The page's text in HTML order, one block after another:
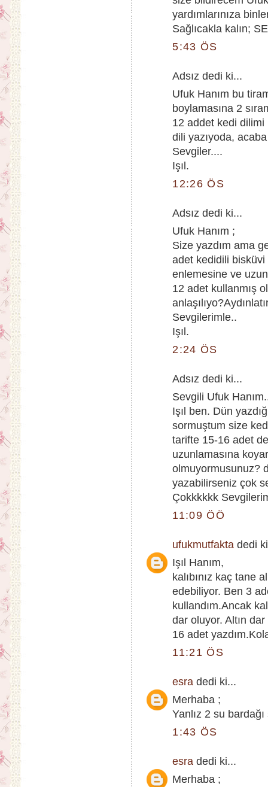
yardımlarınıza
Sağlıcakla kalın;
5:43 ÖS
Adsız dedi ki...
Ufuk Hanım bu
boylamasına 2
12 addet kedi dilimi
dili yazıyoda,
Sevgiler....
Işıl.
12:26 ÖS
Adsız dedi ki...
Ufuk Hanım ;
Size yazdım ama
adet kedidili bisküvi
enlemesine ve
12 adet kullanmış
Sevgilerimle..
Işıl.
2:24 ÖS
Adsız dedi ki...
Sevgili Ufuk
Işıl ben. Dün
sormuştum size
tarifte 15-16 adet
uzunlamasına
olmuyormusunuz?
yazabilirseniz çok
Çokkkkkk
11:09 ÖÖ
ufukmutfakta dedi
Işıl Hanım,
kalıbınız kaç tane
edebiliyor. Ben 3
kullandım.Ancak
dar oluyor. Altın dar
16 adet
11:21 ÖS
esra dedi ki...
Merhaba ;
Yanlız 2 su
1:43 ÖS
esra dedi ki...
Merhaba ;